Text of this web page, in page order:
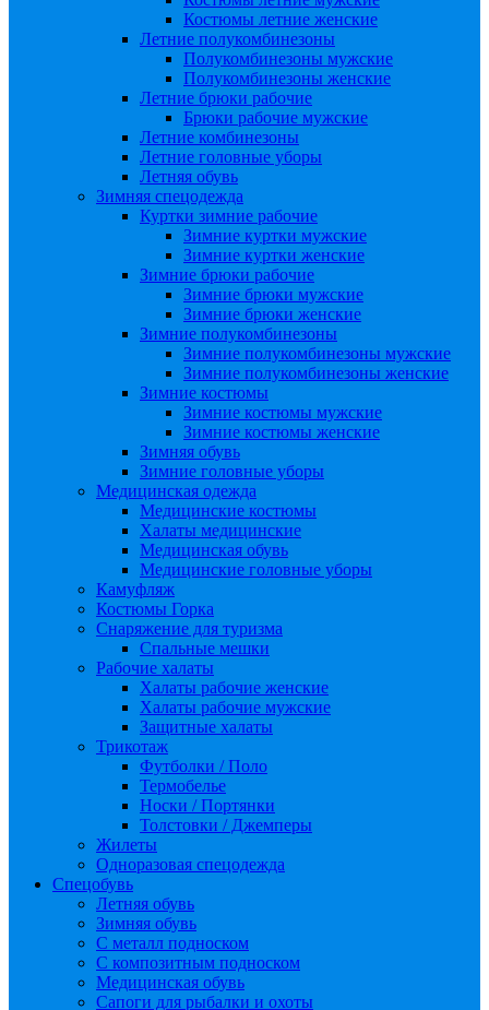
Костюмы летние женские
Летние полукомбинезоны
Полукомбинезоны мужские
Полукомбинезоны женские
Летние брюки рабочие
Брюки рабочие мужские
Летние комбинезоны
Летние головные уборы
Летняя обувь
Зимняя спецодежда
Куртки зимние рабочие
Зимние куртки мужские
Зимние куртки женские
Зимние брюки рабочие
Зимние брюки мужские
Зимние брюки женские
Зимние полукомбинезоны
Зимние полукомбинезоны мужские
Зимние полукомбинезоны женские
Зимние костюмы
Зимние костюмы мужские
Зимние костюмы женские
Зимняя обувь
Зимние головные уборы
Медицинская одежда
Медицинские костюмы
Халаты медицинские
Медицинская обувь
Медицинские головные уборы
Камуфляж
Костюмы Горка
Снаряжение для туризма
Спальные мешки
Рабочие халаты
Халаты рабочие женские
Халаты рабочие мужские
Защитные халаты
Трикотаж
Футболки / Поло
Термобелье
Носки / Портянки
Толстовки / Джемперы
Жилеты
Одноразовая спецодежда
Спецобувь
Летняя обувь
Зимняя обувь
С металл подноском
С композитным подноском
Медицинская обувь
Сапоги для рыбалки и охоты